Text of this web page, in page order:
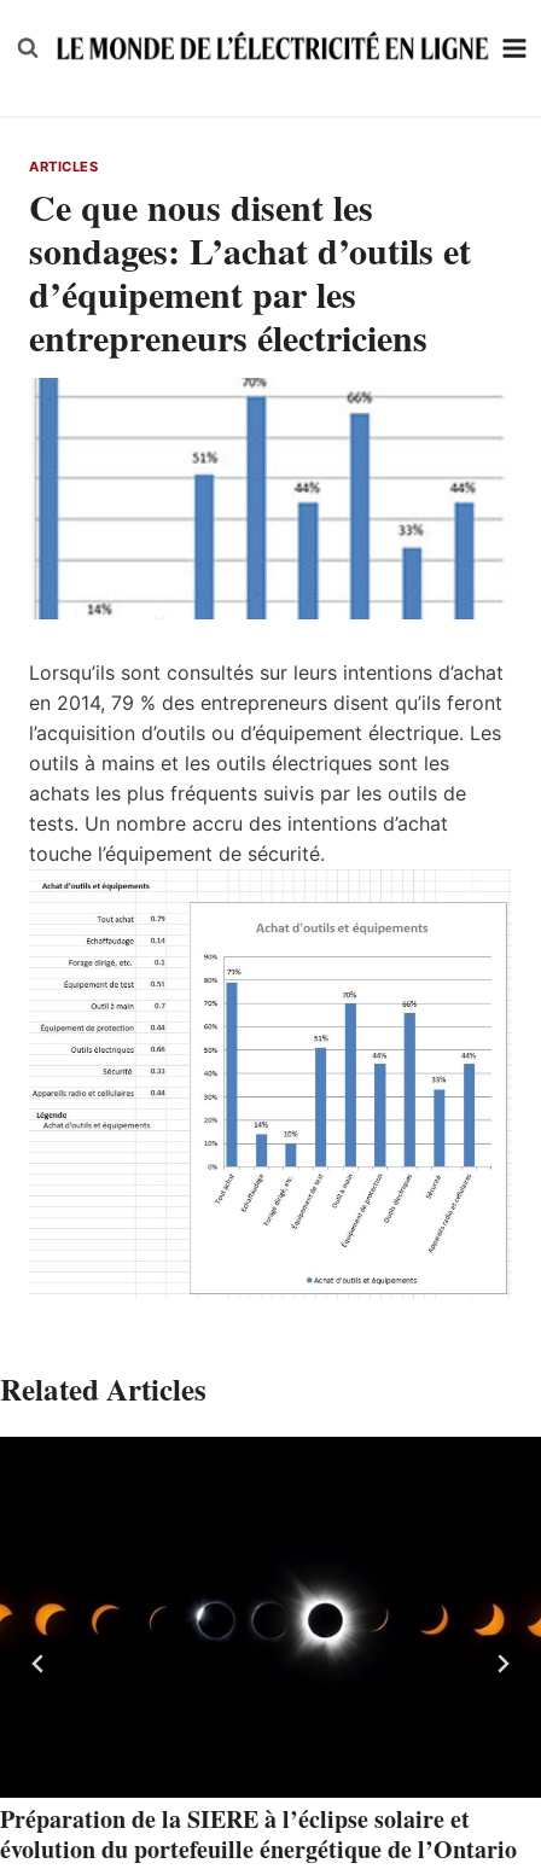
to
ARTICLES
Ce que nous disent les
sondages: L’achat d’outils et
d’équipement par les
entrepreneurs électriciens
Lorsqu’ils sont consultés sur leurs intentions d’achat
en 2014, 79 % des entrepreneurs disent qu’ils feront
l’acquisition d’outils ou d’équipement électrique. Les
outils à mains et les outils électriques sont les
achats les plus fréquents suivis par les outils de
tests. Un nombre accru des intentions d’achat
touche l’équipement de sécurité.
Related Articles
Préparation de la SIERE à l’éclipse solaire et
évolution du portefeuille énergétique de l’Ontario